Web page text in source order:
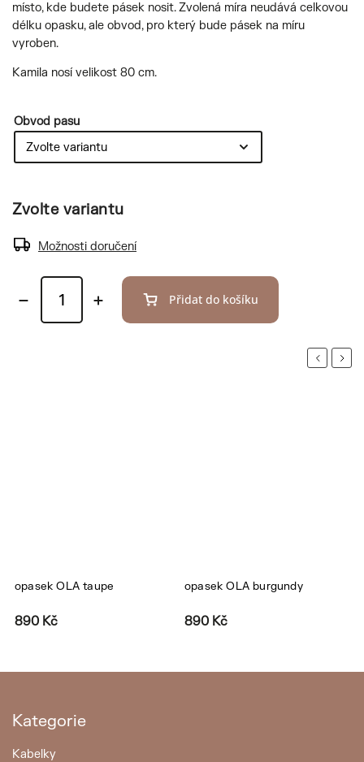
místo, kde budete pásek nosit. Zvolená míra neudává celkovou
délku opasku, ale obvod, pro který bude pásek na míru
vyroben.
Kamila nosí velikost 80 cm.
Obvod pasu
Zvolte variantu
Možnosti doručení
Přidat do košíku
Previous
opasek OLA taupe
890 Kč
opasek OLA burgundy
890 Kč
Next
Kategorie
Kabelky